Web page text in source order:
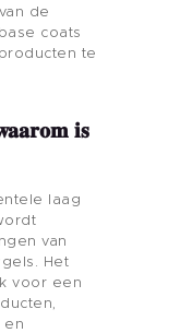
de
coats
te
is
laag
van
Het
voor een
en